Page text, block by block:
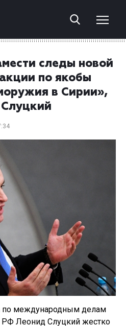
следы новой
по якобы
в Сирии»,
Слуцкий
по международным делам
Леонид Слуцкий жестко